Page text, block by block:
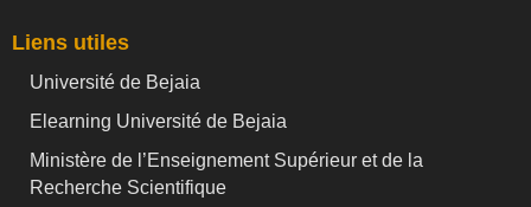
Liens utiles
Université de Bejaia
Elearning Université de Bejaia
Ministère de l’Enseignement Supérieur et de la
Recherche Scientifique